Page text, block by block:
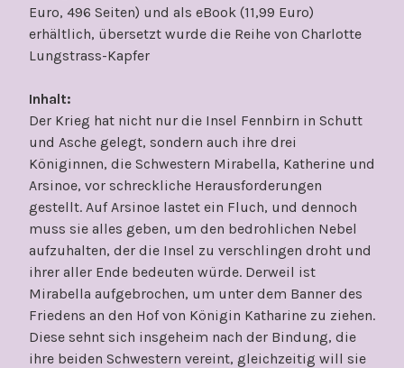
Euro, 496 Seiten) und als eBook (11,99 Euro)
erhältlich, übersetzt wurde die Reihe von Charlotte
Lungstrass-Kapfer
Inhalt:
Der Krieg hat nicht nur die Insel Fennbirn in Schutt
und Asche gelegt, sondern auch ihre drei
Königinnen, die Schwestern Mirabella, Katherine und
Arsinoe, vor schreckliche Herausforderungen
gestellt. Auf Arsinoe lastet ein Fluch, und dennoch
muss sie alles geben, um den bedrohlichen Nebel
aufzuhalten, der die Insel zu verschlingen droht und
ihrer aller Ende bedeuten würde. Derweil ist
Mirabella aufgebrochen, um unter dem Banner des
Friedens an den Hof von Königin Katharine zu ziehen.
Diese sehnt sich insgeheim nach der Bindung, die
ihre beiden Schwestern vereint, gleichzeitig will sie